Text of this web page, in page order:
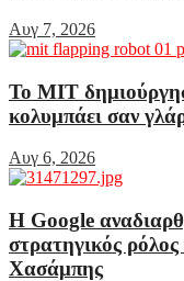
Αυγ 7, 2026
Το MIT
κολυμπάει σαν
Αυγ 6, 2026
Η Google
στρατηγικός
Χασάμπης